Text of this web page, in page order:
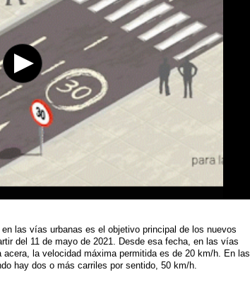
las vías urbanas es el objetivo principal de los nuevos
del 11 de mayo de 2021. Desde esa fecha, en las vías
la velocidad máxima permitida es de 20 km/h. En las
hay dos o más carriles por sentido, 50 km/h.